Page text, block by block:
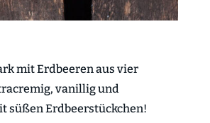
mit Erdbeeren aus vier
vanillig und
süßen Erdbeerstückchen!